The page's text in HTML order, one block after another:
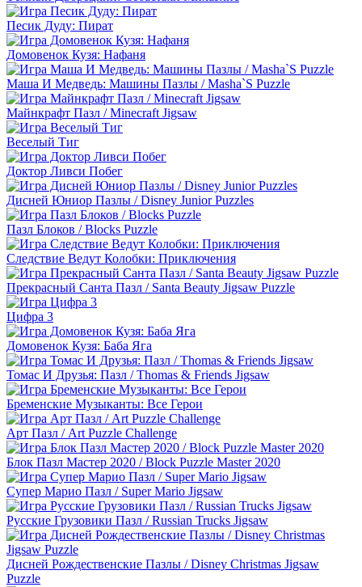
Песик Дуду: Пират
Домовенок Кузя: Нафаня
Маша И Медведь: Машины Пазлы / Masha`S Puzzle
Майнкрафт Пазл / Minecraft Jigsaw
Веселый Тиг
Доктор Ливси Побег
Дисней Юниор Пазлы / Disney Junior Puzzles
Пазл Блоков / Blocks Puzzle
Следствие Ведут Колобки: Приключения
Прекрасный Санта Пазл / Santa Beauty Jigsaw Puzzle
Цифра 3
Домовенок Кузя: Баба Яга
Томас И Друзья: Пазл / Thomas & Friends Jigsaw
Бременские Музыканты: Все Герои
Арт Пазл / Art Puzzle Challenge
Блок Пазл Мастер 2020 / Block Puzzle Master 2020
Супер Марио Пазл / Super Mario Jigsaw
Русские Грузовики Пазл / Russian Trucks Jigsaw
Дисней Рождественские Пазлы / Disney Christmas Jigsaw
Puzzle